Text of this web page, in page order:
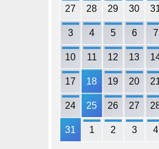
27 28 29 30
3 4 5 6 7
10 11 12 13
17 18 19 20
24 25 26 27
31 1 2 3 4